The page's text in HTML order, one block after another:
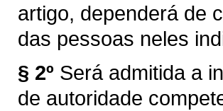
artigo, dependerá de
das pessoas neles
§ 2º Será admitida a
de autoridade